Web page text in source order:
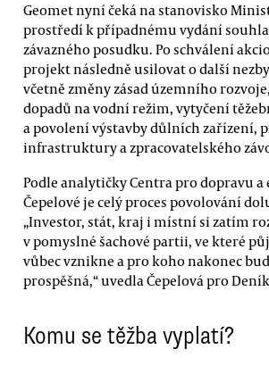
Geomet nyní čeká na stanovisko
prostředí k případnému vydání
závazného posudku. Po schválení
projekt následně usilovat o další
včetně změny zásad územního
dopadů na vodní režim, vytyčení
a povolení výstavby důlních zařízení,
infrastruktury a zpracovatelského
Podle analytičky Centra pro dopravu
Čepelové je celý proces povolování
„Investor, stát, kraj i místní si zatím
v pomyslné šachové partii, ve které
vůbec vznikne a pro koho nakonec
prospěšná,“ uvedla Čepelová pro
Komu se těžba vyplatí?